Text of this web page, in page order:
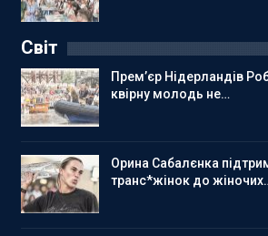
Світ
Прем’єр Нідерландів
квірну молодь не…
Орина Сабалєнка
транс*жінок до